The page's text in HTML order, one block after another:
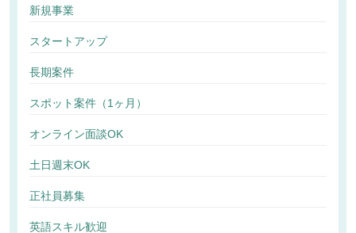
新規事業
スタートアップ
長期案件
スポット案件（1ヶ月）
オンライン面談OK
土日週末OK
正社員募集
英語スキル歓迎